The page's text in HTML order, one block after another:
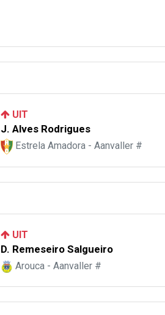
UIT
J. Alves Rodrigues
Estrela Amadora - Aanvaller #
UIT
D. Remeseiro Salgueiro
Arouca - Aanvaller #